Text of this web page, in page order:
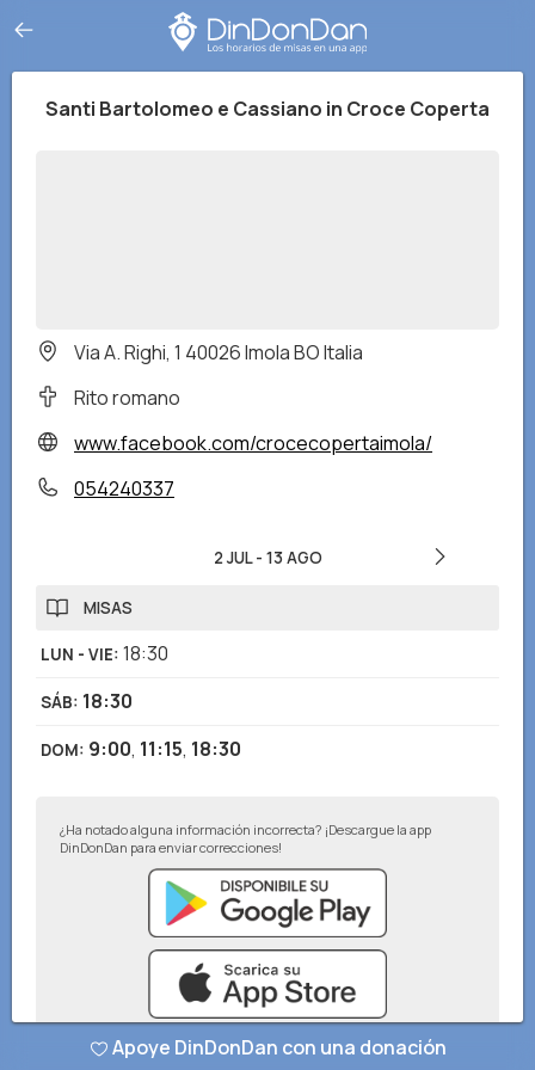
Santi Bartolomeo e Cassiano in Croce Coperta
Via A. Righi, 1 40026 Imola BO Italia
Rito romano
www.facebook.com/crocecopertaimola/
054240337
2 JUL- 13 AGO
MISAS
LUN - VIE: 18:30
SÁB: 18:30
DOM: 9:00, 11:15, 18:30
¿Ha notado alguna información incorrecta? ¡Descargue la app
DinDonDan para enviar correcciones!
Apoye DinDonDan con una donación